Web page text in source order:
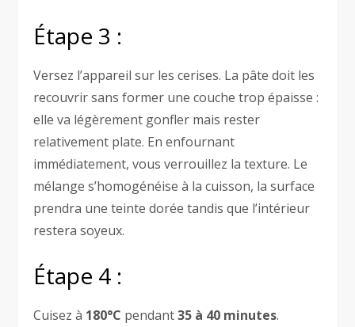
Étape 3 :
Versez l’appareil sur les cerises. La pâte doit les
recouvrir sans former une couche trop épaisse :
elle va légèrement gonfler mais rester
relativement plate. En enfournant
immédiatement, vous verrouillez la texture. Le
mélange s’homogénéise à la cuisson, la surface
prendra une teinte dorée tandis que l’intérieur
restera soyeux.
Étape 4 :
Cuisez à 180°C pendant35 à 40 minutes.